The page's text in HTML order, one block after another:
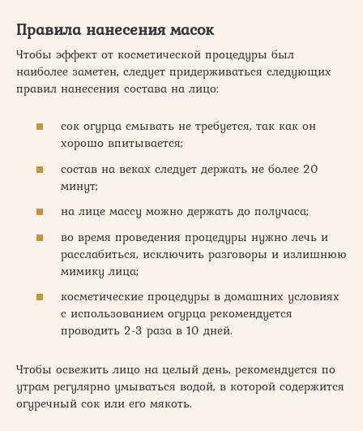
Правила нанесения масок
Чтобы эффект от косметической процедуры был
наиболее заметен, следует придерживаться следующих
правил нанесения состава на лицо:
сок огурца смывать не требуется, так как он
хорошо впитывается;
состав на веках следует держать не более 20
минут;
на лице массу можно держать до получаса;
во время проведения процедуры нужно лечь и
расслабиться, исключить разговоры и излишнюю
мимику лица;
косметические процедуры в домашних условиях
с использованием огурца рекомендуется
проводить 2-3 раза в 10 дней.
Чтобы освежить лицо на целый день, рекомендуется по
утрам регулярно умываться водой, в которой содержится
огуречный сок или его мякоть.